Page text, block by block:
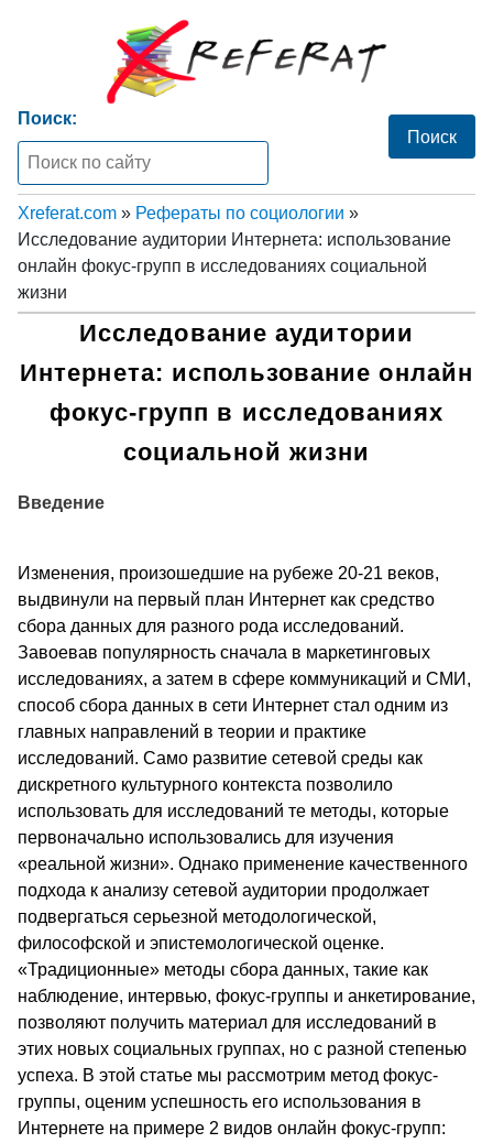
Поиск:
Xreferat.com » Рефераты по социологии »
Исследование аудитории Интернета: использование
онлайн фокус-групп в исследованиях социальной
жизни
Исследование аудитории
Интернета: использование онлайн
фокус-групп в исследованиях
социальной жизни
Введение
Изменения, произошедшие на рубеже 20-21 веков,
выдвинули на первый план Интернет как средство
сбора данных для разного рода исследований.
Завоевав популярность сначала в маркетинговых
исследованиях, а затем в сфере коммуникаций и СМИ,
способ сбора данных в сети Интернет стал одним из
главных направлений в теории и практике
исследований. Само развитие сетевой среды как
дискретного культурного контекста позволило
использовать для исследований те методы, которые
первоначально использовались для изучения
«реальной жизни». Однако применение качественного
подхода к анализу сетевой аудитории продолжает
подвергаться серьезной методологической,
философской и эпистемологической оценке.
«Традиционные» методы сбора данных, такие как
наблюдение, интервью, фокус-группы и анкетирование,
позволяют получить материал для исследований в
этих новых социальных группах, но с разной степенью
успеха. В этой статье мы рассмотрим метод фокус-
группы, оценим успешность его использования в
Интернете на примере 2 видов онлайн фокус-групп: